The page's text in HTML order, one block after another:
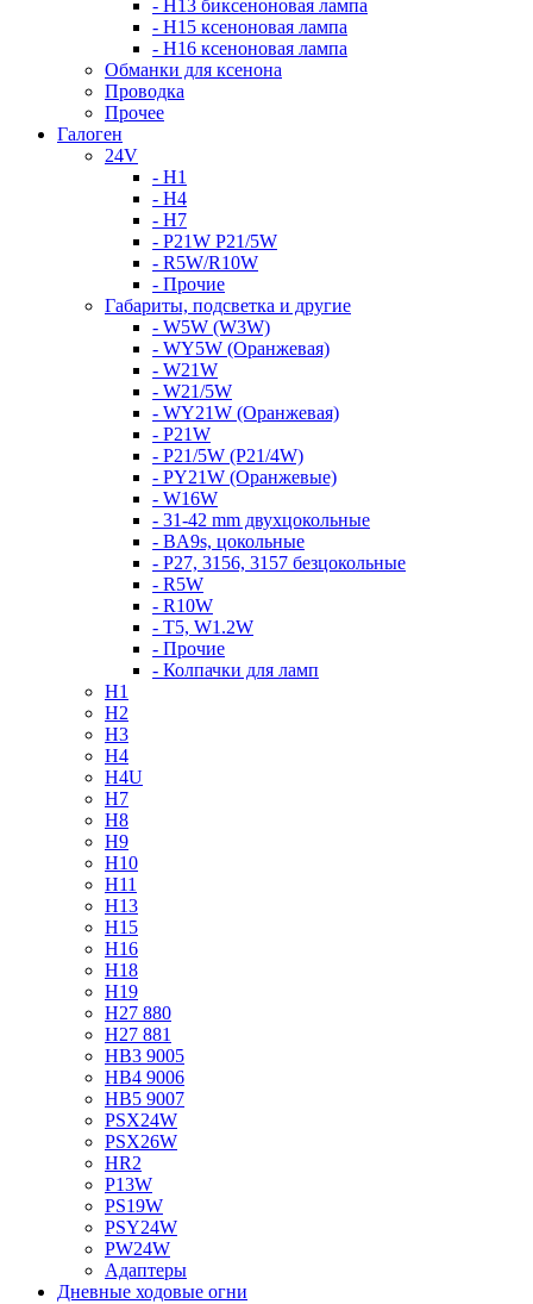
- H13 биксеноновая лампа
- H15 ксеноновая лампа
- H16 ксеноновая лампа
Обманки для ксенона
Проводка
Прочее
Галоген
24V
- H1
- H4
- H7
- P21W P21/5W
- R5W/R10W
- Прочие
Габариты, подсветка и другие
- W5W (W3W)
- WY5W (Оранжевая)
- W21W
- W21/5W
- WY21W (Оранжевая)
- P21W
- P21/5W (P21/4W)
- PY21W (Оранжевые)
- W16W
- 31-42 mm двухцокольные
- BA9s, цокольные
- P27, 3156, 3157 безцокольные
- R5W
- R10W
- T5, W1.2W
- Прочие
- Колпачки для ламп
H1
H2
H3
H4
H4U
H7
H8
H9
H10
H11
H13
H15
H16
H18
H19
H27 880
H27 881
HB3 9005
HB4 9006
HB5 9007
PSX24W
PSX26W
HR2
P13W
PS19W
PSY24W
PW24W
Адаптеры
Дневные ходовые огни